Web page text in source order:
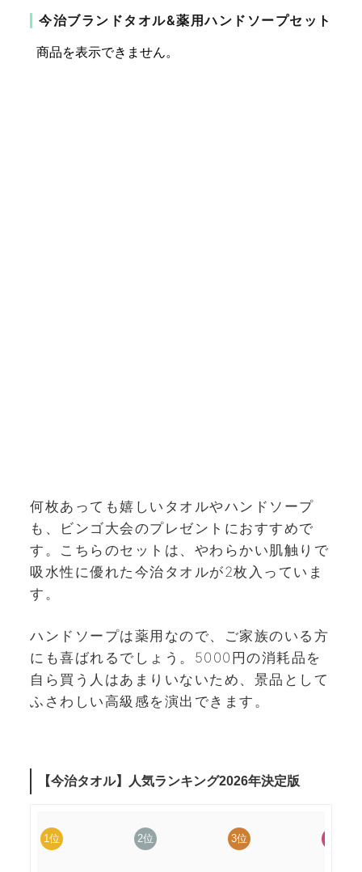
今治ブランドタオル&薬用ハンドソープセット
何枚あっても嬉しいタオルやハンドソープ
も、ビンゴ大会のプレゼントにおすすめで
す。こちらのセットは、やわらかい肌触りで
吸水性に優れた今治タオルが2枚入っていま
す。
ハンドソープは薬用なので、ご家族のいる方
にも喜ばれるでしょう。5000円の消耗品を
自ら買う人はあまりいないため、景品として
ふさわしい高級感を演出できます。